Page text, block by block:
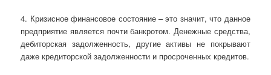
4. Кризисное финансовое состояние – это значит, что данное
предприятие является почти банкротом. Денежные средства,
дебиторская задолженность, другие активы не покрывают
даже кредиторской задолженности и просроченных кредитов.